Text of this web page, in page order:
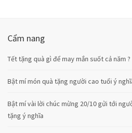
Cẩm nang
Tết tặng quà gì để may mắn suốt cả năm ?
Bật mí món quà tặng người cao tuổi ý
Bật mí vài lời chúc mừng 20/10 gửi tới
tặng ý nghĩa